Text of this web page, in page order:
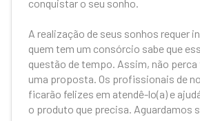
conquistar o seu sonho.
A realização de seus sonhos requer
quem tem um consórcio sabe que
questão de tempo. Assim, não
uma proposta. Os profissionais de
ficarão felizes em atendê-lo(a) e
o produto que precisa. Aguardamos